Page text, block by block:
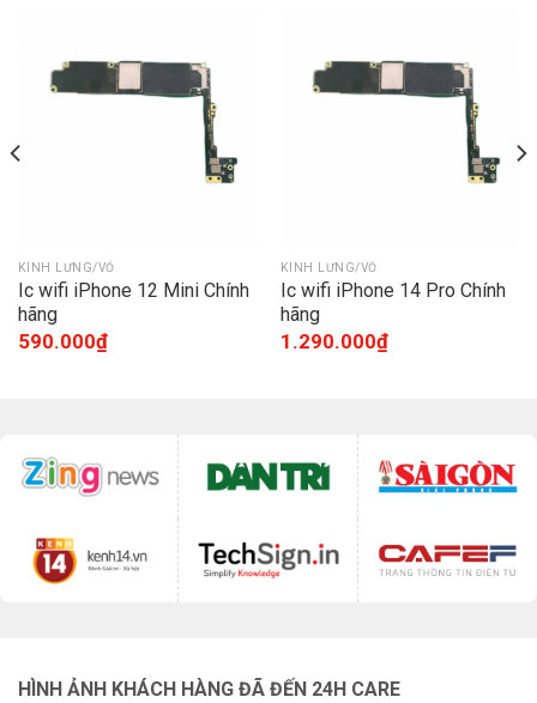
KÍNH LƯNG/VỎ
Ic wifi iPhone 12 Mini Chính
hãng
590.000₫
KÍNH LƯNG/VỎ
Ic wifi iPhone 14 Pro Chính
hãng
1.290.000₫
HÌNH ẢNH KHÁCH HÀNG ĐÃ ĐẾN 24H CARE